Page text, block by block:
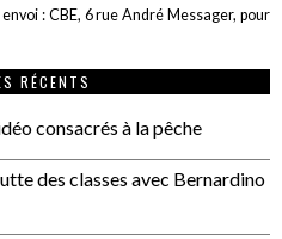
: CBE, 6 rue André Messager, pour
RÉCENTS
consacrés à la pêche
des classes avec Bernardino